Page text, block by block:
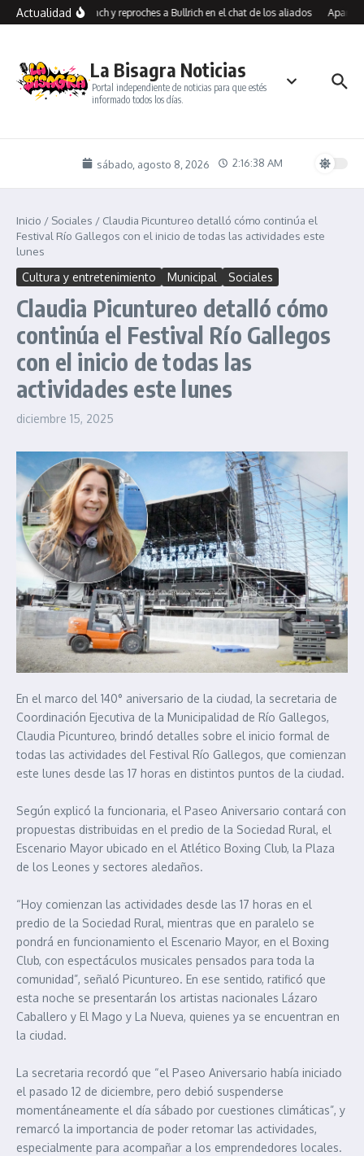
Saltar al contenido
Actualidad
contra Benegas Lynch y reproches a Bullrich en el chat de los aliados
La Bisagra Noticias
Portal independiente de noticias para que estés
informado todos los días.
sábado, agosto 8, 2026 2:16:38 AM
Inicio / Sociales / Claudia Picuntureo detalló cómo continúa el
Festival Río Gallegos con el inicio de todas las actividades este
lunes
Cultura y entretenimiento Municipal Sociales
Claudia Picuntureo detalló cómo
continúa el Festival Río Gallegos
con el inicio de todas las
actividades este lunes
diciembre 15, 2025
En el marco del 140° aniversario de la ciudad, la secretaria de
Coordinación Ejecutiva de la Municipalidad de Río Gallegos,
Claudia Picuntureo, brindó detalles sobre el inicio formal de
todas las actividades del Festival Río Gallegos, que comienzan
este lunes desde las 17 horas en distintos puntos de la ciudad.
Según explicó la funcionaria, el Paseo Aniversario contará con
propuestas distribuidas en el predio de la Sociedad Rural, el
Escenario Mayor ubicado en el Atlético Boxing Club, la Plaza
de los Leones y sectores aledaños.
“Hoy comienzan las actividades desde las 17 horas en el
predio de la Sociedad Rural, mientras que en paralelo se
pondrá en funcionamiento el Escenario Mayor, en el Boxing
Club, con espectáculos musicales pensados para toda la
comunidad”, señaló Picuntureo. En ese sentido, ratificó que
esta noche se presentarán los artistas nacionales Lázaro
Caballero y El Mago y La Nueva, quienes ya se encuentran en
la ciudad.
La secretaria recordó que “el Paseo Aniversario había iniciado
el pasado 12 de diciembre, pero debió suspenderse
momentáneamente el día sábado por cuestiones climáticas”, y
remarcó la importancia de poder retomar las actividades,
especialmente para acompañar a los emprendedores locales.